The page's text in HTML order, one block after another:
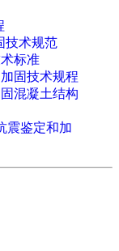
技术规范
标准
固技术规程
混凝土结构
震鉴定和加